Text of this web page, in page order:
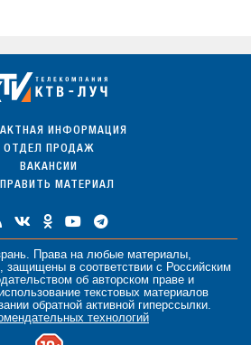
ИНФОРМАЦИЯ
ОТДЕЛ ПРОДАЖ
ВАКАНСИИ
МАТЕРИАЛ
Права на любые материалы,
защищены в соответствии с Российским
об авторском праве и
текстовых материалов
обратной активной гиперссылки.
технологий